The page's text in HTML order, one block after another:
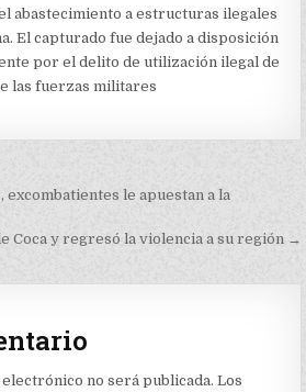
abastecimiento a estructuras ilegales
El capturado fue dejado a disposición
por el delito de utilización ilegal de
las fuerzas militares
le apuestan a la
Coca y regresó la violencia a su región →
no será publicada. Los